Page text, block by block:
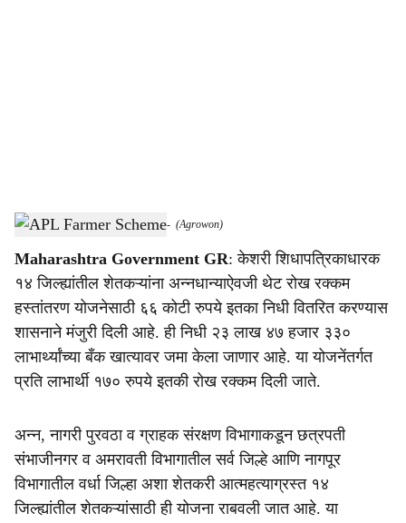
a
r
e
APL Farmer Scheme Maharashtra.- (Agrowon)
Maharashtra Government GR: केशरी शिधापत्रिकाधारक
१४ जिल्ह्यांतील शेतकऱ्यांना अन्नधान्याऐवजी थेट रोख रक्कम
हस्तांतरण योजनेसाठी ६६ कोटी रुपये इतका निधी वितरित करण्यास
शासनाने मंजुरी दिली आहे. ही निधी २३ लाख ४७ हजार ३३०
लाभार्थ्यांच्या बँक खात्यावर जमा केला जाणार आहे. या योजनेंतर्गत
प्रति लाभार्थी १७० रुपये इतकी रोख रक्कम दिली जाते.
अन्न, नागरी पुरवठा व ग्राहक संरक्षण विभागाकडून छत्रपती
संभाजीनगर व अमरावती विभागातील सर्व जिल्हे आणि नागपूर
विभागातील वर्धा जिल्हा अशा शेतकरी आत्महत्याग्रस्त १४
जिल्ह्यांतील शेतकऱ्यांसाठी ही योजना राबवली जात आहे. या